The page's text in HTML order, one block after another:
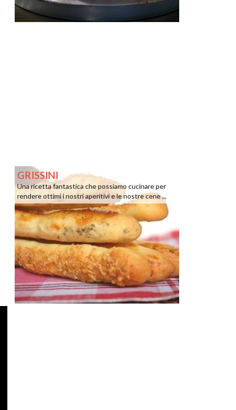
GRISSINI
Una ricetta fantastica che possiamo cucinare per
rendere ottimi i nostri aperitivi e le nostre cene ...